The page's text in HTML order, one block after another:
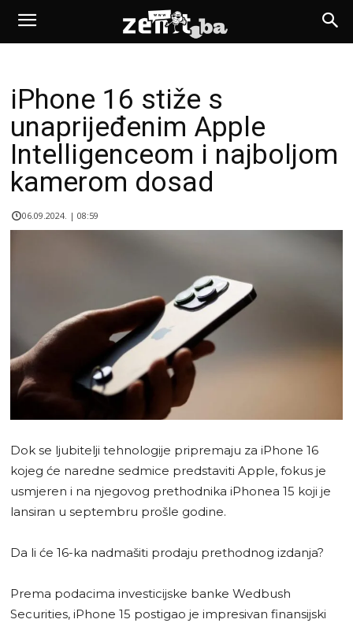
iPhone 16 stiže s
unaprijeđenim Apple
Intelligenceom i najboljom
kamerom dosad
06.09.2024. | 08:59
Dok se ljubitelji tehnologije pripremaju za iPhone 16
kojeg će naredne sedmice predstaviti Apple, fokus je
usmjeren i na njegovog prethodnika iPhonea 15 koji je
lansiran u septembru prošle godine.
Da li će 16-ka nadmašiti prodaju prethodnog izdanja?
Prema podacima investicijske banke Wedbush
Securities, iPhone 15 postigao je impresivan finansijski